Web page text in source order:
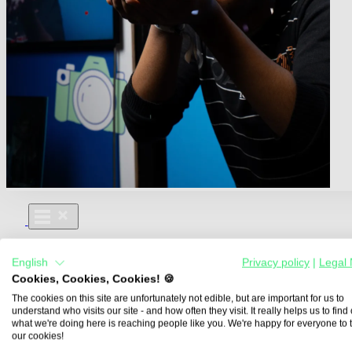
Aus- und Weiterbildungen
Für Lehre & Ausbildung
Media For You
Über Uns
English Privacy policy
Legal
Cookies, Cookies, Cookies! 🍪
The cookies on this site are unfortunately not edible, but are important for us to
understand who visits our site - and how often they visit. It really helps us to find
what we're doing here is reaching people like you. We're happy for everyone to
our cookies!